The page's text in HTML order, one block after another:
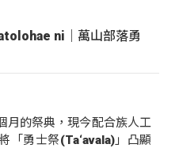
ni｜萬山部落勇
月的祭典，現今配合族人工
「勇士祭(Ta‘avala)」凸顯